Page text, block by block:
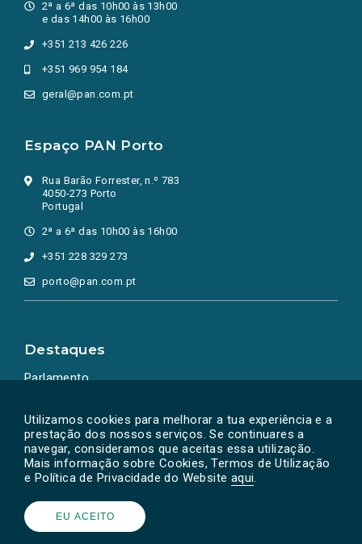
Utilizamos cookies para melhorar a tua experiência e a
prestação dos nossos serviços. Se continuares a
navegar, consideramos que aceitas essa utilização.
Mais informação sobre Cookies, Termos de Utilização
e Política de Privacidade do Website aqui.
EU ACEITO
2ª a 6ª das 10h00 às 13h00
e das 14h00 às 16h00
+351 213 426 226
+351 969 954 184
geral@pan.com.pt
Espaço PAN Porto
Rua Barão Forrester, n.º 783
4050-273 Porto
Portugal
2ª a 6ª das 10h00 às 16h00
+351 228 329 273
porto@pan.com.pt
Destaques
Parlamento
Powered by © PAN 2026